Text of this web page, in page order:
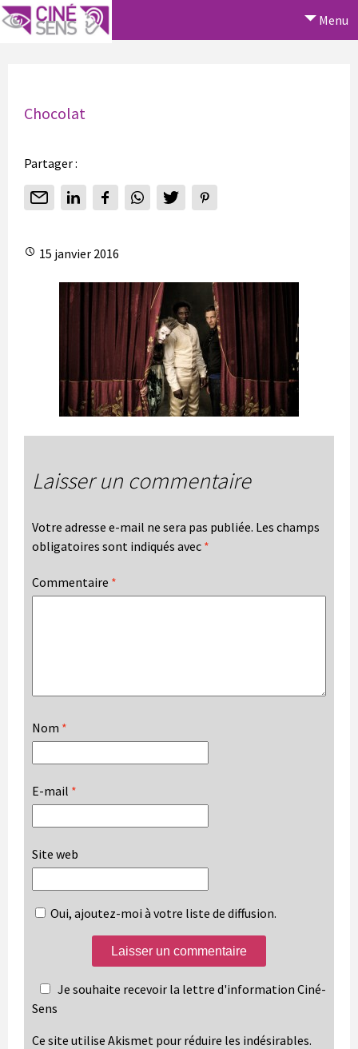
Menu
Chocolat
Partager :
15 janvier 2016
Laisser un commentaire
Votre adresse e-mail ne sera pas publiée. Les champs
obligatoires sont indiqués avec *
Commentaire *
Nom *
E-mail *
Site web
Oui, ajoutez-moi à votre liste de diffusion.
Je souhaite recevoir la lettre d'information Ciné-
Sens
Ce site utilise Akismet pour réduire les indésirables.